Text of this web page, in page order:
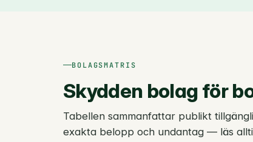
BOLAGSMATRIS
Skydden bolag för
Tabellen sammanfattar publikt
exakta belopp och undantag — läs